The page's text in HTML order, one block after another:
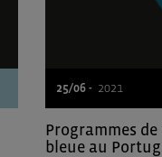
25/06 - 2021
Programmes
bleue au